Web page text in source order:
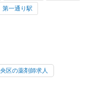
第一通り駅
区の薬剤師求人